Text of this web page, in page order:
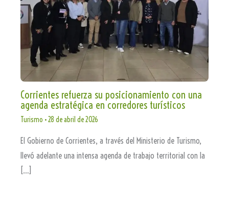
Corrientes refuerza su posicionamiento con una
agenda estratégica en corredores turísticos
Turismo •28 de abril de 2026
El Gobierno de Corrientes, a través del Ministerio de Turismo,
llevó adelante una intensa agenda de trabajo territorial con la
[…]